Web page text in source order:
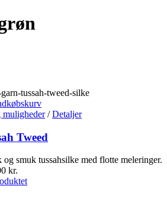
/ Detaljer
Tweed
og smuk tussahsilke med flotte meleringer.
kr.